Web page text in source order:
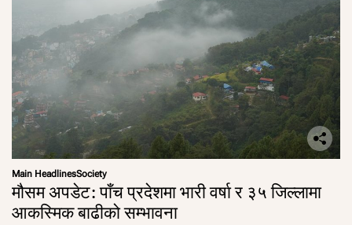
Main HeadlinesSociety
मौसम अपडेट: पाँच प्रदेशमा भारी वर्षा र ३५ जिल्लामा
आकस्मिक बाढीको सम्भावना